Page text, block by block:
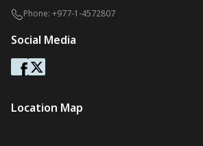
Phone: +977-1-4572807
Social Media
Location Map